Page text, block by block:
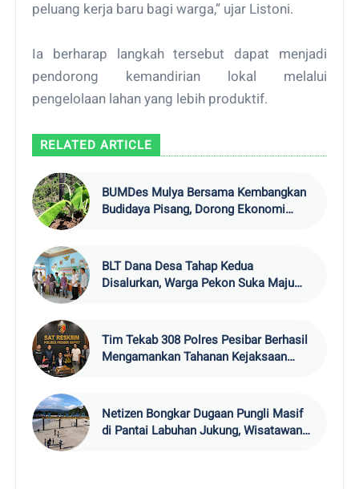
peluang kerja baru bagi warga,” ujar Listoni.
Ia berharap langkah tersebut dapat menjadi
pendorong kemandirian lokal melalui
pengelolaan lahan yang lebih produktif.
RELATED ARTICLE
BUMDes Mulya Bersama Kembangkan
Budidaya Pisang, Dorong Ekonomi
BLT Dana Desa Tahap Kedua
Disalurkan, Warga Pekon Suka Maju
Tim Tekab 308 Polres Pesibar Berhasil
Mengamankan Tahanan Kejaksaan
Netizen Bongkar Dugaan Pungli Masif
di Pantai Labuhan Jukung, Wisatawan